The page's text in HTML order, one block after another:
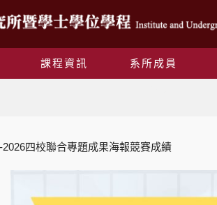
課程資訊 系所成員
四校聯合專題成果海報競賽成績